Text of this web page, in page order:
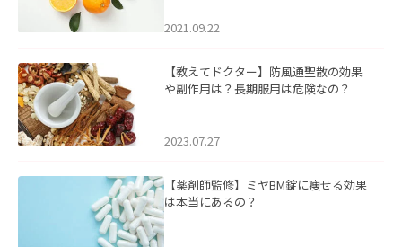
2021.09.22
【教えてドクター】防風通聖散の効果
や副作用は？長期服用は危険なの？
2023.07.27
【薬剤師監修】ミヤBM錠に痩せる効果
は本当にあるの？